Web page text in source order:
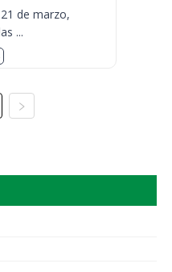
21 de marzo,
...